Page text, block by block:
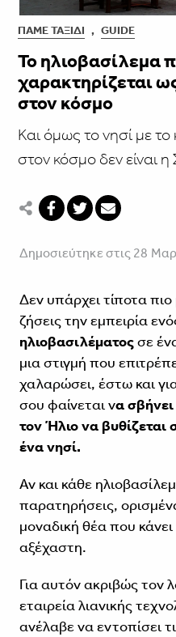
ΠΆΜΕ ΤΑΞΊΔΙ , GUIDE
Το ηλιοβασίλεμα
χαρακτηρίζεται
στον κόσμο
Και όμως το νησί με
στον κόσμο δεν είναι η
Δημοσιεύτηκε στις 28
Δεν υπάρχει τίποτα
ζήσεις την εμπειρία
ηλιοβασιλέματοςσε
μια στιγμή που
χαλαρώσει, έστω και
σου φαίνεται να
τον Ήλιο να
ένα νησί.
Αν και κάθε
παρατηρήσεις,
μοναδική θέα που
αξέχαστη.
Για αυτόν ακριβώς τον
εταιρεία λιανικής
ανέλαβε να εντοπίσει